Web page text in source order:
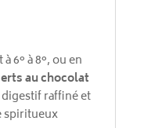
6° à 8°, ou en
au chocolat
digestif raffiné et
spiritueux